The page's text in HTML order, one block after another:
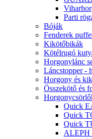
Parti
Bóják
Fenderek
Kikötőbikák
Kötélrugó
Horgonylánc
Láncstopper -
Horgony és
Összekötő és
Quick
Quick
Quick
ALEPH